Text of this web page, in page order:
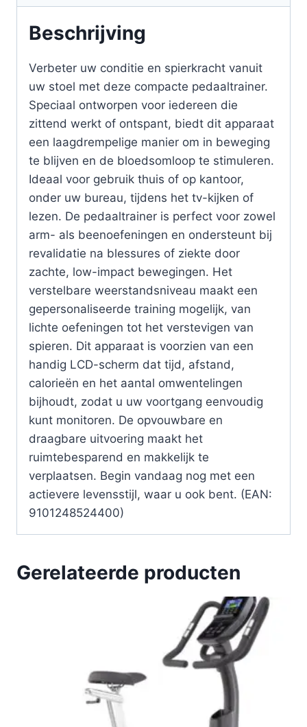
Beschrijving
Verbeter uw conditie en spierkracht vanuit
uw stoel met deze compacte pedaaltrainer.
Speciaal ontworpen voor iedereen die
zittend werkt of ontspant, biedt dit apparaat
een laagdrempelige manier om in beweging
te blijven en de bloedsomloop te stimuleren.
Ideaal voor gebruik thuis of op kantoor,
onder uw bureau, tijdens het tv-kijken of
lezen. De pedaaltrainer is perfect voor zowel
arm- als beenoefeningen en ondersteunt bij
revalidatie na blessures of ziekte door
zachte, low-impact bewegingen. Het
verstelbare weerstandsniveau maakt een
gepersonaliseerde training mogelijk, van
lichte oefeningen tot het verstevigen van
spieren. Dit apparaat is voorzien van een
handig LCD-scherm dat tijd, afstand,
calorieën en het aantal omwentelingen
bijhoudt, zodat u uw voortgang eenvoudig
kunt monitoren. De opvouwbare en
draagbare uitvoering maakt het
ruimtebesparend en makkelijk te
verplaatsen. Begin vandaag nog met een
actievere levensstijl, waar u ook bent. (EAN:
9101248524400)
Gerelateerde producten